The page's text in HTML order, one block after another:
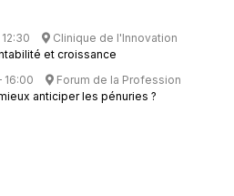
12:30
Clinique de l'Innovation
et croissance
16:00
Forum de la Profession
anticiper les pénuries ?